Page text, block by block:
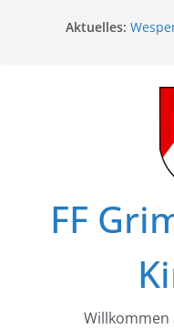
Aktuelles:
FF
Willkommen